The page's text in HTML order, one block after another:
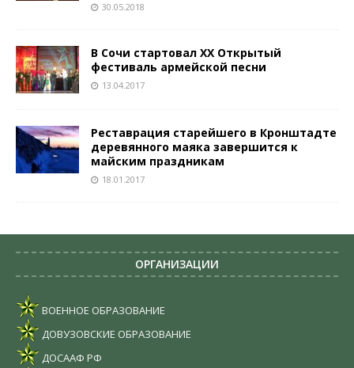
30.05.2018
В Сочи стартовал ХХ Открытый
фестиваль армейской песни
13.04.2017
Реставрация старейшего в Кронштадте
деревянного маяка завершится к
майским праздникам
18.01.2017
ОРГАНИЗАЦИИ
ВОЕННОЕ ОБРАЗОВАНИЕ
ДОВУЗОВСКИЕ ОБРАЗОВАНИЕ
ДОСААФ РФ